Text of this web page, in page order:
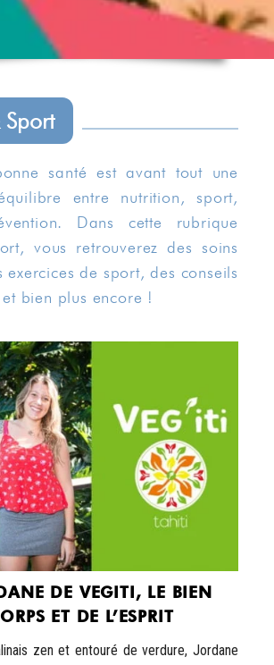
Sport
santé est avant tout une
entre nutrition, sport,
Dans cette rubrique
vous retrouverez des soins
exercices de sport, des conseils
bien plus encore !
DE VEGITI, LE BIEN
ET DE L’ESPRIT
zen et entouré de verdure, Jordane